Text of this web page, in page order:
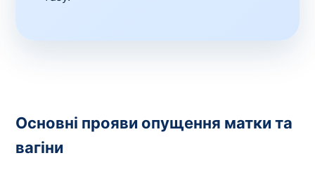
Основні прояви опущення матки та
вагіни